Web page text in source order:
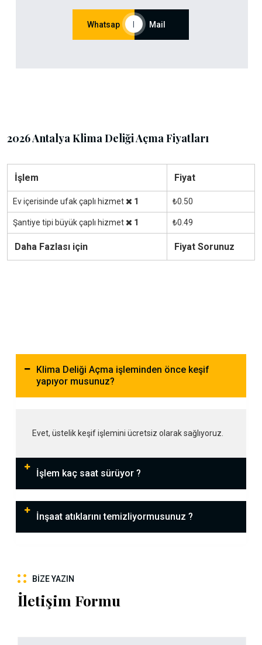
Whatsap | Mail
2026 Antalya Klima Deliği Açma Fiyatları
İşlem Fiyat
Ev içerisinde ufak çaplı hizmet 1 ₺0.50
Şantiye tipi büyük çaplı hizmet 1 ₺0.49
Daha Fazlası için Fiyat Sorunuz
Klima Deliği Açma işleminden önce keşif
yapıyor musunuz?
Evet, üstelik keşif işlemini ücretsiz olarak sağlıyoruz.
İşlem kaç saat sürüyor ?
İnşaat atıklarını temizliyormusunuz ?
BIZE YAZIN
İletişim Formu